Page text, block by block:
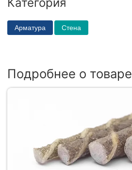
Арматура Стена
Подробнее о товаре